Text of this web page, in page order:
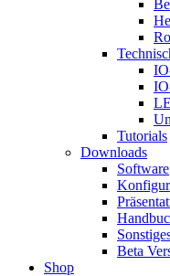
Tutorials
Downloads
Software
Beta
Shop